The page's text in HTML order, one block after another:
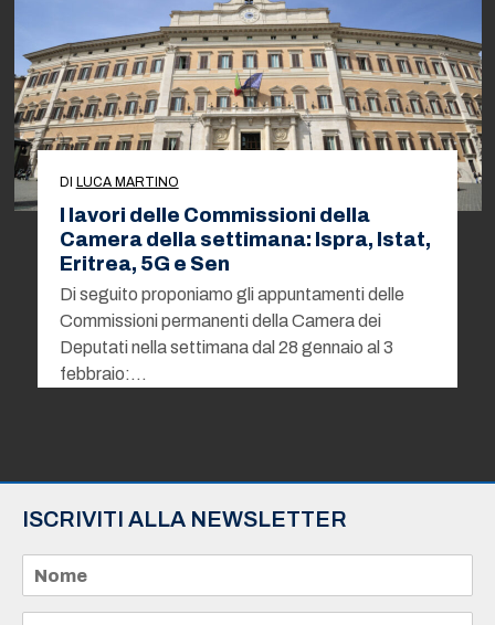
DI LUCA MARTINO
I lavori delle Commissioni della
Camera della settimana: Ispra, Istat,
Eritrea, 5G e Sen
Di seguito proponiamo gli appuntamenti delle
Commissioni permanenti della Camera dei
Deputati nella settimana dal 28 gennaio al 3
febbraio:…
ISCRIVITI ALLA NEWSLETTER
m
e